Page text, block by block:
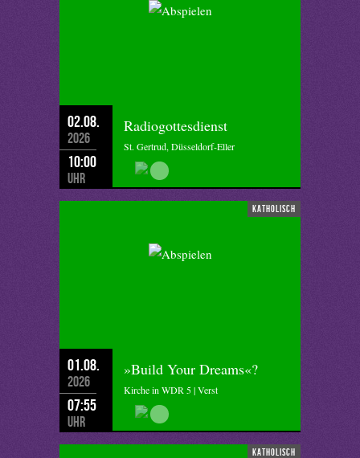
02.08.
2026
10:00
Uhr
Radiogottesdienst
St. Gertrud, Düsseldorf-Eller
katholisch
01.08.
2026
07:55
Uhr
»Build Your Dreams«?
Kirche in WDR 5 | Verst
katholisch